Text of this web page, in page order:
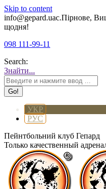
Skip to content
info@gepard.uaс.Пірнове,
щодня!
098 111-99-11
Search:
Знайти...
УКР
РУС
Пейнтбольний клуб Гепард
Только качественный